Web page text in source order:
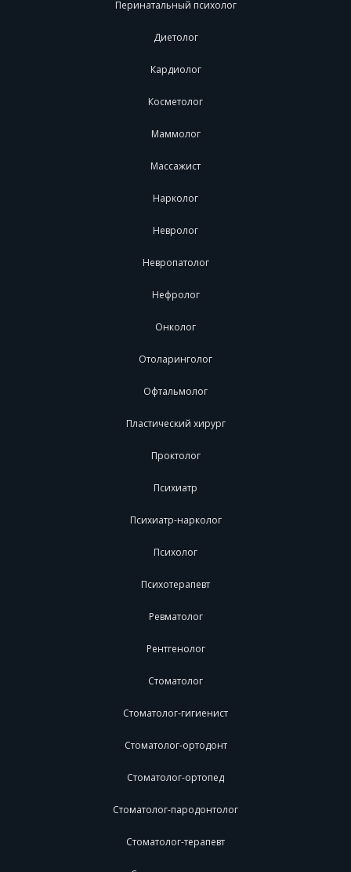
Перинатальный психолог
Диетолог
Кардиолог
Косметолог
Маммолог
Массажист
Нарколог
Невролог
Невропатолог
Нефролог
Онколог
Отоларинголог
Офтальмолог
Пластический хирург
Проктолог
Психиатр
Психиатр-нарколог
Психолог
Психотерапевт
Ревматолог
Рентгенолог
Стоматолог
Стоматолог-гигиенист
Стоматолог-ортодонт
Стоматолог-ортопед
Стоматолог-пародонтолог
Стоматолог-терапевт